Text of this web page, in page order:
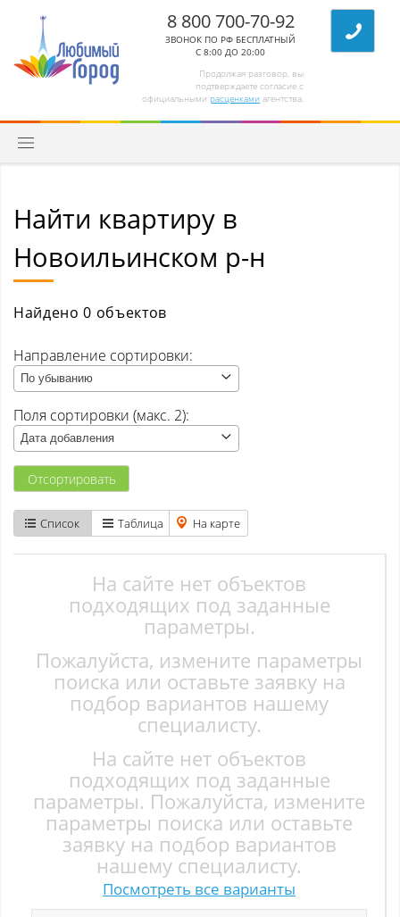
Продолжая разговор, вы
подтверждаете согласие с
официальными расценками агентства.
8 800 700-70-92
ЗВОНОК ПО РФ БЕСПЛАТНЫЙ
С 8:00 ДО 20:00
Квартиры
Комнаты/секции
Апанас
Атаманово
Безруково
Вишенка тер. СНТ
Высокий
Гурьевск
Ерунаково
Заводской р-н
Загорский
Найти квартиру в
Новоильинском р-н
Найдено 0 объектов
Направление сортировки:
По убыванию
Поля сортировки (макс. 2):
Дата добавления
Отсортировать
Список Таблица На карте
На сайте нет объектов
подходящих под заданные
параметры.
Пожалуйста, измените параметры
поиска или оставьте заявку на
подбор вариантов нашему
специалисту.
На сайте нет объектов
подходящих под заданные
параметры. Пожалуйста, измените
параметры поиска или оставьте
заявку на подбор вариантов
нашему специалисту.
Посмотреть все варианты